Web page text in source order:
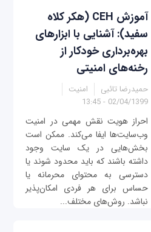
آموزش CEH (هکر کلاه
سفید): آشنایی با ابزارهای
بهره‌برداری خودکار از
رخنه‌های امنیتی
حمیدرضا تائبی
امنیت
02/04/1399 - 13:45
احراز هویت نقش مهمی در امنیت
وب‌سایت‌ها ایفا می‌کند. ممکن است
بخش‌هایی در یک سایت وجود
داشته باشند که باید محدود شوند یا
دسترسی به محتوای محرمانه یا
حساس برای هر فردی امکان‌پذیر
نباشد. روش‌های مختلف...